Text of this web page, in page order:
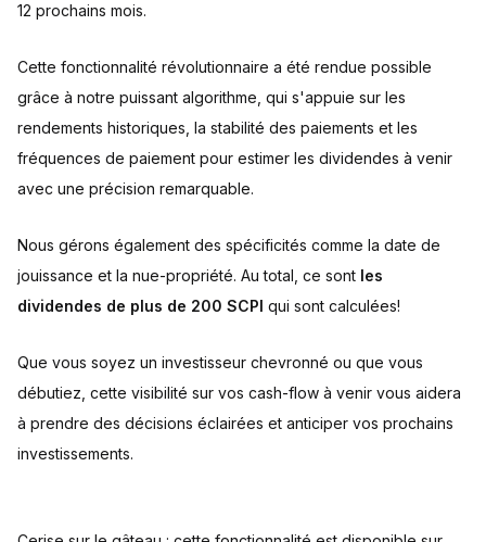
12 prochains mois.
Cette fonctionnalité révolutionnaire a été rendue possible
grâce à notre puissant algorithme, qui s'appuie sur les
rendements historiques, la stabilité des paiements et les
fréquences de paiement pour estimer les dividendes à venir
avec une précision remarquable.
Nous gérons également des spécificités comme la date de
jouissance et la nue-propriété. Au total, ce sont les
dividendes de plus de 200 SCPI qui sont calculées!
Que vous soyez un investisseur chevronné ou que vous
débutiez, cette visibilité sur vos cash-flow à venir vous aidera
à prendre des décisions éclairées et anticiper vos prochains
investissements.